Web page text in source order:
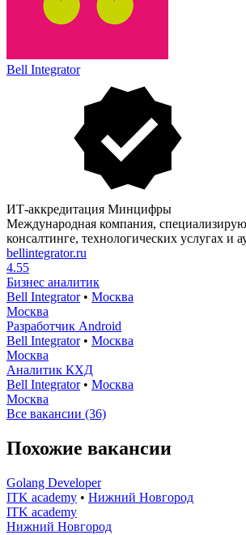
Bell Integrator
ИТ-аккредитация Минцифры
Международная компания,
консалтинге, технологических услугах и
bellintegrator.ru
4.55
Бизнес аналитик
Bell Integrator• Москва
Москва
Разработчик Android
Bell Integrator• Москва
Москва
Аналитик КХД
Bell Integrator• Москва
Москва
Все вакансии (36)
Похожие вакансии
Golang Developer
ITK academy • Нижний Новгород
ITK academy
Нижний Новгород